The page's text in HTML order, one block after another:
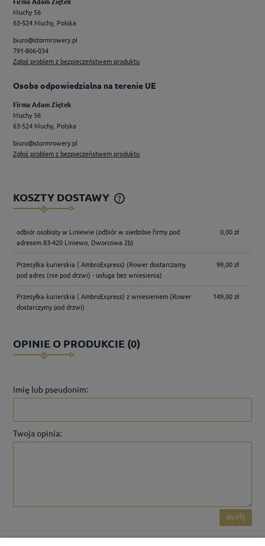
Muchy 56
63-524 Muchy, Polska
biuro@stormrowery.pl
791-806-034
Zgłoś problem z bezpieczeństwem produktu
Osoba odpowiedzialna na terenie UE
Firma Adam Ziętek
Muchy 56
63-524 Muchy, Polska
biuro@stormrowery.pl
Zgłoś problem z bezpieczeństwem produktu
KOSZTY DOSTAWY
CENA NIE ZAWIERA EWENTUALNYCH KOSZTÓW
PŁATNOŚCI
odbiór osobisty w Liniewie(odbiór w siedzibie firmy pod
adresem 83-420 Liniewo, Dworcowa 2b)
0,00 zł
Przesyłka kurierskia ( AmbroExpress) (Rower dostarczamy
pod adres (nie pod drzwi) - usługa bez wniesienia)
99,00 zł
Przesyłka kurierskia ( AmbroExpress) z wniesieniem(Rower
dostarczymy pod drzwi)
149,00 zł
OPINIE O PRODUKCIE (0)
Imię lub pseudonim:
Twoja opinia:
wyślij